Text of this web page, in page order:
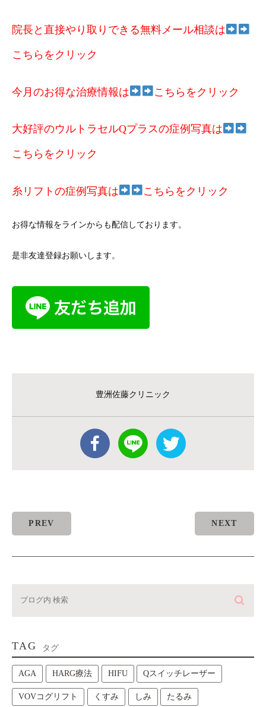
院長と直接やり取りできる無料メール相談は
こちらをクリック
今月のお得な治療情報は こちらをクリック
大好評のウルトラセルQプラスの症例写真は
こちらをクリック
糸リフトの症例写真は こちらをクリック
お得な情報をラインからも配信しております。
是非友達登録お願いします。
豊洲佐藤クリニック
PREV NEXT
TAG タグ
AGA HARG療法 HIFU Qスイッチレーザー
VOVコグリフト くすみ しみ たるみ